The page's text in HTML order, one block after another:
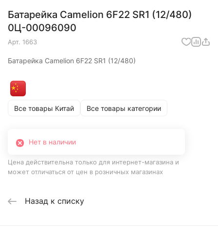
Батарейка Camelion 6F22 SR1 (12/480)
0Ц-00096090
Арт. 1663
Батарейка Camelion 6F22 SR1 (12/480)
Все товары Китай Все товары категории
Нет в наличии
Цена действительна только для интернет-магазина и
может отличаться от цен в розничных магазинах
Назад к списку